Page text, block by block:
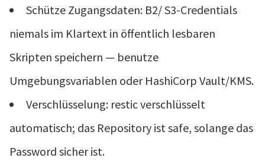
Schütze Zugangsdaten: B2/ S3-Credentials
niemals im Klartext in öffentlich lesbaren
Skripten speichern — benutze
Umgebungsvariablen oder HashiCorp Vault/KMS.
Verschlüsselung: restic verschlüsselt
automatisch; das Repository ist safe, solange das
Password sicher ist.